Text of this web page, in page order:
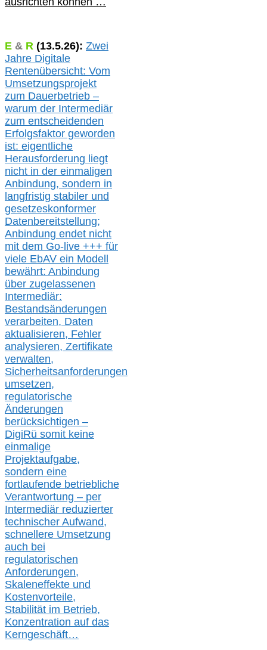
E & R (13.5.26): Zwei
Jahre Digitale
Rentenübersicht: Vom
Umsetzungsprojekt
zum Dauerbetrieb –
warum der Intermediär
zum entscheidenden
Erfolgsfaktor geworden
ist: eigentliche
Herausforderung liegt
nicht in der einmaligen
Anbindung, sondern in
langfristig stabiler und
gesetzeskonformer
Datenbereitstellung;
Anbindung endet nicht
mit dem Go-live +++ für
viele EbAV ein Modell
bewährt: Anbindung
über zugelassenen
Intermediär:
Bestandsänderungen
verarbeiten, Daten
aktualisieren, Fehler
analysieren, Zertifikate
verwalten,
Sicherheitsanforderungen
umsetzen,
regulatorische
Änderungen
berücksichtigen –
DigiRü somit keine
einmalige
Projektaufgabe,
sondern eine
fortlaufende betriebliche
Verantwortung – per
Intermediär reduzierter
technischer Aufwand,
schnellere Umsetzung
auch bei
regulatorischen
Anforderungen,
Skaleneffekte und
Kostenvorteile,
Stabilität im Betrieb,
Konzentration auf das
Kerngeschäft…